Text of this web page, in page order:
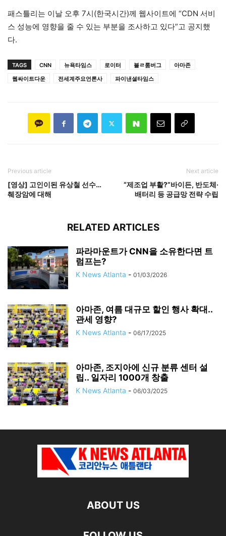
패스틀리는 이날 오후 7시(한국시간)께 웹사이트에 “CDN 서비
스 성능에 영향을 줄 수 있는 부분을 조사하고 있다”고 공지했
다.
TAGS CNN 뉴욕타임스 로이터 블ㄹ룸버그
아마존
웹싸이트다운
전세계주요언론사 파이낸셜타임스
Previous article
[영상] 고인이된 유상철 선수…
췌장암에 대해
Next article
“제조업 부활?”바이든, 반도체·
배터리 등 공급망 전략 수립
RELATED ARTICLES
파라마운트가 CNN을 소유한다면 트
럼프는?
K News Atlanta - 01/03/2026
아마존, 여름 대규모 할인 행사 확대..
관세 영향?
K News Atlanta - 06/17/2025
아마존, 조지아에 신규 분류 센터 설
립.. 일자리 1000개 창출
K News Atlanta - 06/03/2025
ABOUT US